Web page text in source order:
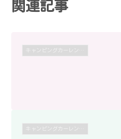
関連記事